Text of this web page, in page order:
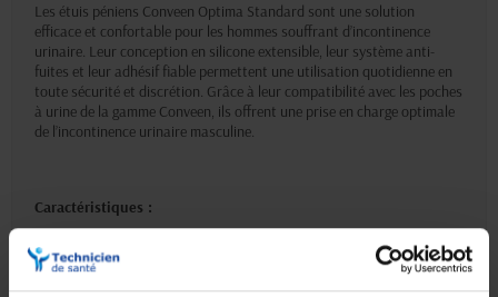
Les étuis péniens Conveen Optima Standard sont une solution
efficace et confortable pour les hommes souffrant d’incontinence
urinaire. Leur conception en silicone extensible, leur système anti-
fuites et leur adhésif fiable permettent une utilisation quotidienne en
toute sécurité et discrétion. Grâce à leur compatibilité avec les poches
à urine de la gamme Conveen, ils offrent une prise en charge optimale
de l’incontinence urinaire masculine.
Caractéristiques :
• étui pénien de dernière génération proposé par Coloplast pour les
hommes souffrant d’incontinence urinaire,